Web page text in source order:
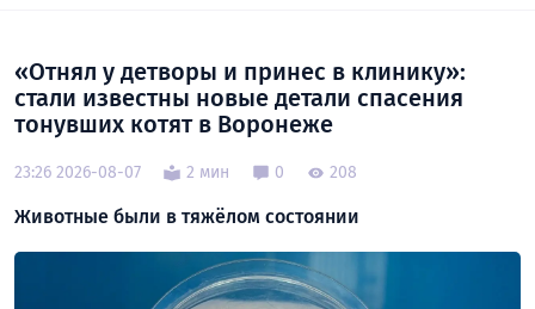
«Отнял у детворы и принес в клинику»:
стали известны новые детали спасения
тонувших котят в Воронеже
23:26 2026-08-07 2 мин 0 208
Животные были в тяжёлом состоянии